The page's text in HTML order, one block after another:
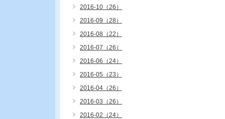
2016-10（26）
2016-09（28）
2016-08（22）
2016-07（26）
2016-06（24）
2016-05（23）
2016-04（26）
2016-03（26）
2016-02（24）